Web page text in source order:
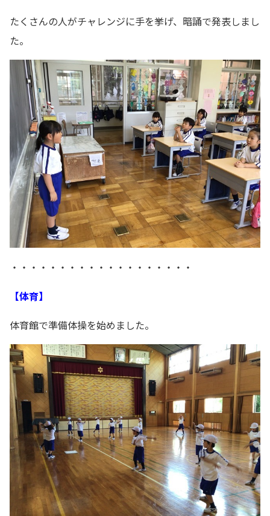
たくさんの人がチャレンジに手を挙げ、暗誦で発表しまし
た。
・・・・・・・・・・・・・・・・・・・
【体育】
体育館で準備体操を始めました。